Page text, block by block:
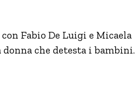
Fabio De Luigi e Micaela
che detesta i bambini.